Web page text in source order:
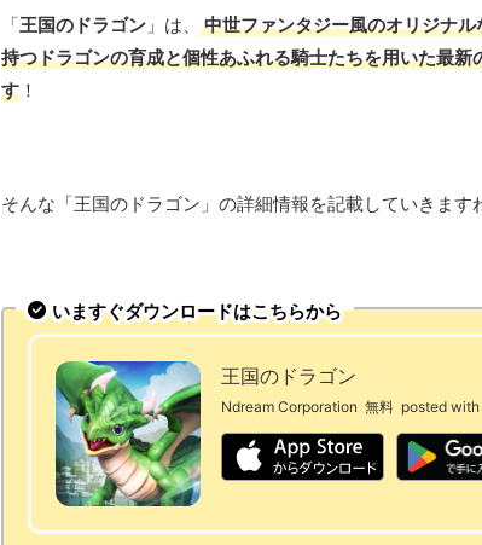
「王国のドラゴン 」は、 中世ファンタジー風のオリジナ
持つドラゴンの育成と個性あふれる騎士たちを用いた最
す ！
そんな「王国のドラゴン」の詳細情報を記載していきます
いますぐダウンロードはこちらから
王国のドラゴン
Ndream Corporation 無料 posted with